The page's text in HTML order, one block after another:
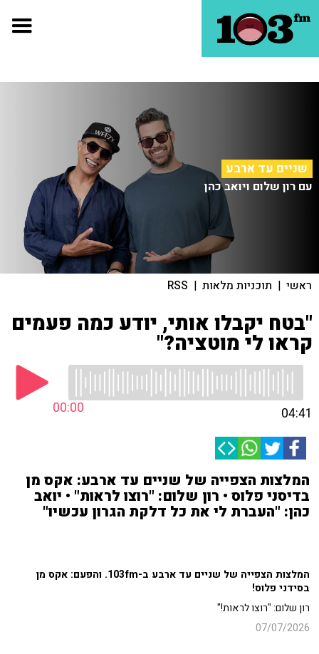
שניים עד ארבע
עם רון שלום ויואב כהן
ראשי | תוכניות מלאות |
RSS
"בטח יקבלו אותי, יודע כמה פעמים
קראו לי מוטציה?"
00:00 04:41
המלצות הצפייה של שניים עד ארבע: אקס מן
בדיסני פלוס • רון שלום: "רוצו לראות" • יואב
כהן: "העברת לי את כל דלקת הגרון עכשיו"
המלצות הצפייה של שניים עד ארבע ב-103fm. והפעם: אקס מן
בסידני פלוס!
רון שלום: "רוצו לראות!"
07/07/2026